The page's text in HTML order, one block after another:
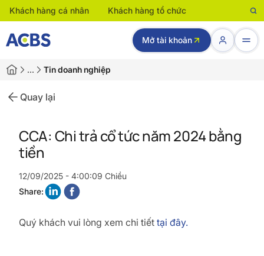
Khách hàng cá nhân Khách hàng tổ chức
Mở tài khoản
… Tin doanh nghiệp
Quay lại
CCA: Chi trả cổ tức năm 2024 bằng
tiền
12/09/2025 - 4:00:09 Chiều
Share:
Quý khách vui lòng xem chi tiết tại đây.